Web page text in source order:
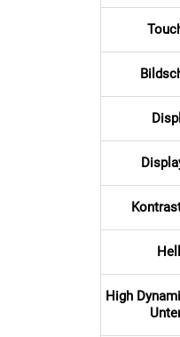
Papier / Hygiene
Pikante Snacks
POS Material Trinkwerk
High